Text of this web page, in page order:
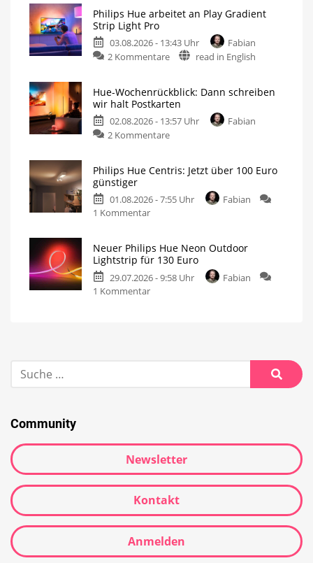
Philips Hue arbeitet an Play Gradient
Strip Light Pro
03.08.2026 - 13:43 Uhr
Fabian
2 Kommentare
read in English
Hue-Wochenrückblick: Dann schreiben
wir halt Postkarten
02.08.2026 - 13:57 Uhr
Fabian
2 Kommentare
Philips Hue Centris: Jetzt über 100 Euro
günstiger
01.08.2026 - 7:55 Uhr
Fabian
1 Kommentar
Neuer Philips Hue Neon Outdoor
Lightstrip für 130 Euro
29.07.2026 - 9:58 Uhr
Fabian
1 Kommentar
Community
Newsletter
Kontakt
Anmelden